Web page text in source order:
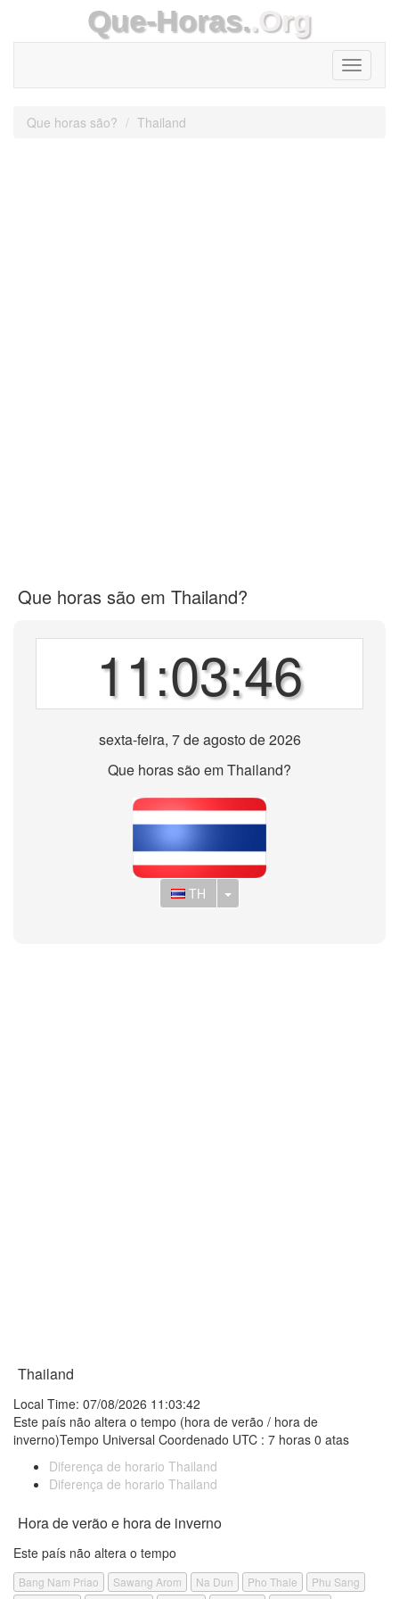
Que-Horas..Org
Toggle
Que horas são? Thailand
Que horas são em Thailand?
11:03:46
sexta-feira, 7 de agosto de 2026
Que horas são em Thailand?
TH Toggle Dropdown
Thailand
Local Time: 07/08/2026 11:03:42
Este país não altera o tempo (hora de verão / hora de
inverno)Tempo Universal Coordenado UTC : 7 horas 0 atas
Diferença de horario Thailand
Diferença de horario Thailand
Hora de verão e hora de inverno
Este país não altera o tempo
Bang Nam Priao Sawang Arom Na Dun Pho Thale
Phu Sang